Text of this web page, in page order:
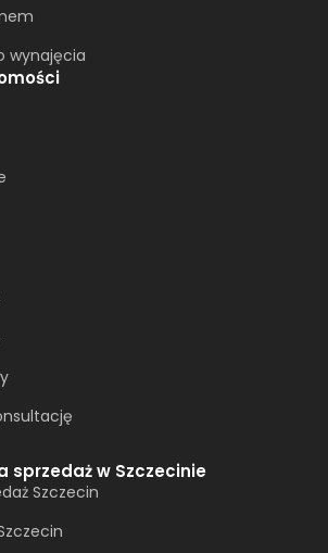
wynajęcia
sprzedaż w Szczecinie
Szczecin